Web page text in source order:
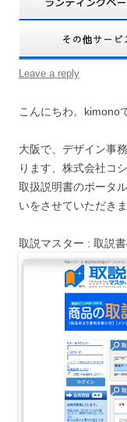
【制作事例】
Leave a reply
こんにちわ。kimono
大阪で、デザイン事
ります、株式会社コ
取扱説明書のポータ
いをさせていただきま
取説マスター : 取説